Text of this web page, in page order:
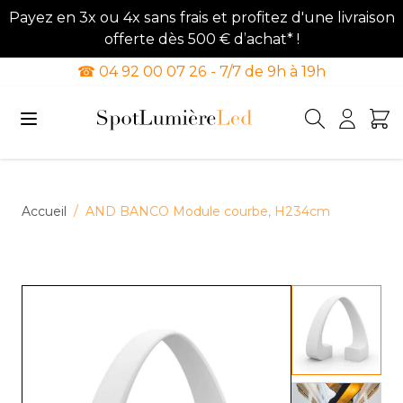
Payez en 3x ou 4x sans frais et profitez d'une livraison
offerte dès 500 € d’achat* !
☎ 04 92 00 07 26 - 7/7 de 9h à 19h
Accueil / AND BANCO Module courbe, H234cm
View
View